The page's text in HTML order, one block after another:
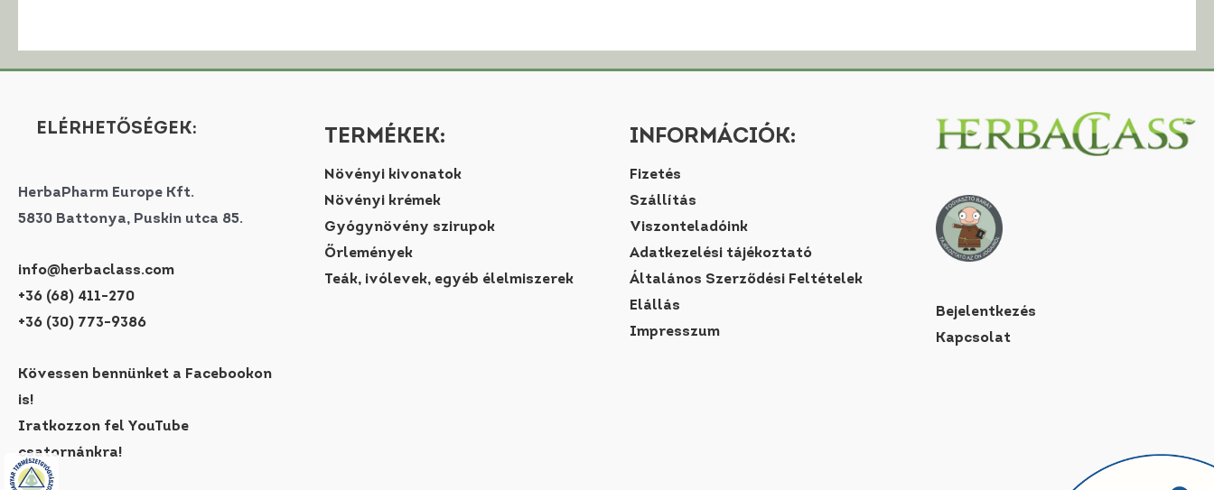
ELÉRHETŐSÉGEK:
HerbaPharm Europe Kft.
5830 Battonya, Puskin utca 85.
info@herbaclass.com
+36 (68) 411-270
+36 (30) 773-9386
Kövessen bennünket a Facebookon
is!
Iratkozzon fel YouTube
csatornánkra!
TERMÉKEK:
Növényi kivonatok
Növényi krémek
Gyógynövény szirupok
Őrlemények
Teák, ivólevek, egyéb élelmiszerek
INFORMÁCIÓK:
Fizetés
Szállítás
Viszonteladóink
Adatkezelési tájékoztató
Általános Szerződési Feltételek
Elállás
Impresszum
Bejelentkezés
Kapcsolat